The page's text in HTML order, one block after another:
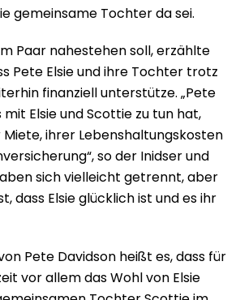
gemeinsame Tochter da sei.
Paar nahestehen soll, erzählte
Pete Elsie und ihre Tochter trotz
finanziell unterstütze. „Pete
Elsie und Scottie zu tun hat,
ihrer Lebenshaltungskosten
so der Inidser und
sich vielleicht getrennt, aber
dass Elsie glücklich ist und es ihr
Pete Davidson heißt es, dass für
vor allem das Wohl von Elsie